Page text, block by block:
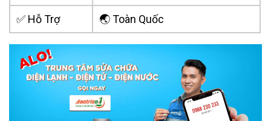
✅ Hỗ Trợ 🌏 Toàn Quốc